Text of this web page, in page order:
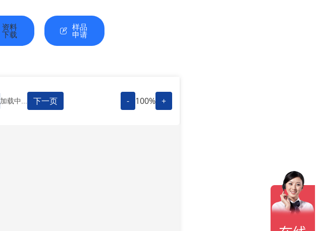
资料
下载
样品
申请
加载中... 下一页 - 100% +